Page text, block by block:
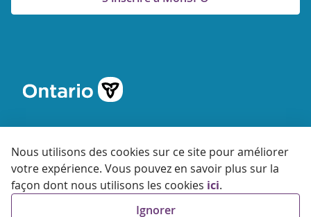
Nous utilisons des cookies sur ce site pour améliorer
votre expérience. Vous pouvez en savoir plus sur la
façon dont nous utilisons les cookies ici.
Ignorer
© 2026 Agence ontarienne de protection et de promotion de
la santé
Confidentialité